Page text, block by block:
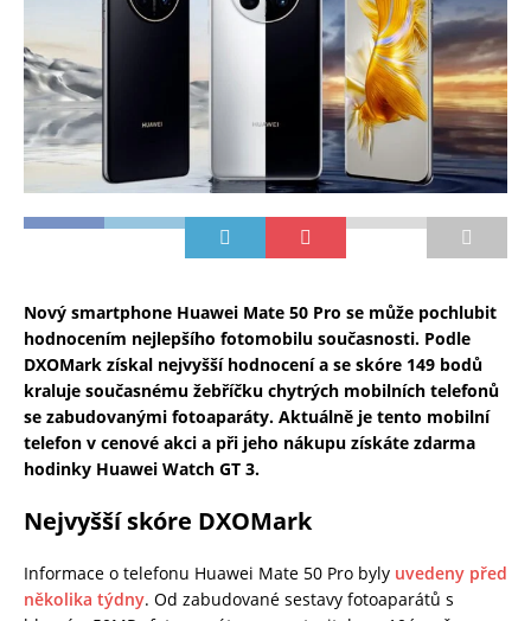
Nový smartphone Huawei Mate 50 Pro se může pochlubit
hodnocením nejlepšího fotomobilu současnosti. Podle
DXOMark získal nejvyšší hodnocení a se skóre 149 bodů
kraluje současnému žebříčku chytrých mobilních telefonů
se zabudovanými fotoaparáty. Aktuálně je tento mobilní
telefon v cenové akci a při jeho nákupu získáte zdarma
hodinky Huawei Watch GT 3.
Nejvyšší skóre DXOMark
Informace o telefonu Huawei Mate 50 Pro byly uvedeny před
několika týdny. Od zabudované sestavy fotoaparátů s